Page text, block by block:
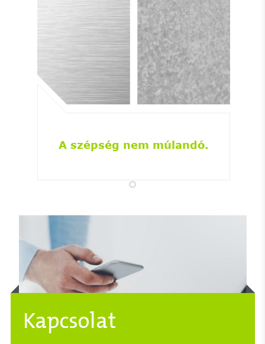
A szépség nem múlandó.
Kapcsolat